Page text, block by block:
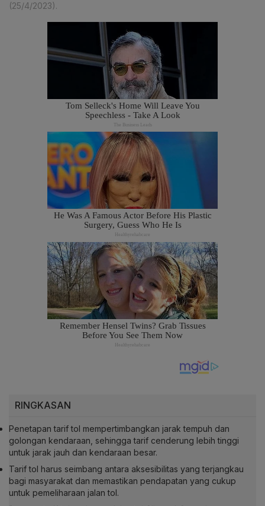
(25/4/2023).
RINGKASAN
Penetapan tarif tol mempertimbangkan jarak tempuh dan
golongan kendaraan, sehingga tarif cenderung lebih tinggi
untuk jarak jauh dan kendaraan besar.
Tarif tol harus seimbang antara aksesibilitas yang terjangkau
bagi masyarakat dan memastikan pendapatan yang cukup
untuk pemeliharaan jalan tol.